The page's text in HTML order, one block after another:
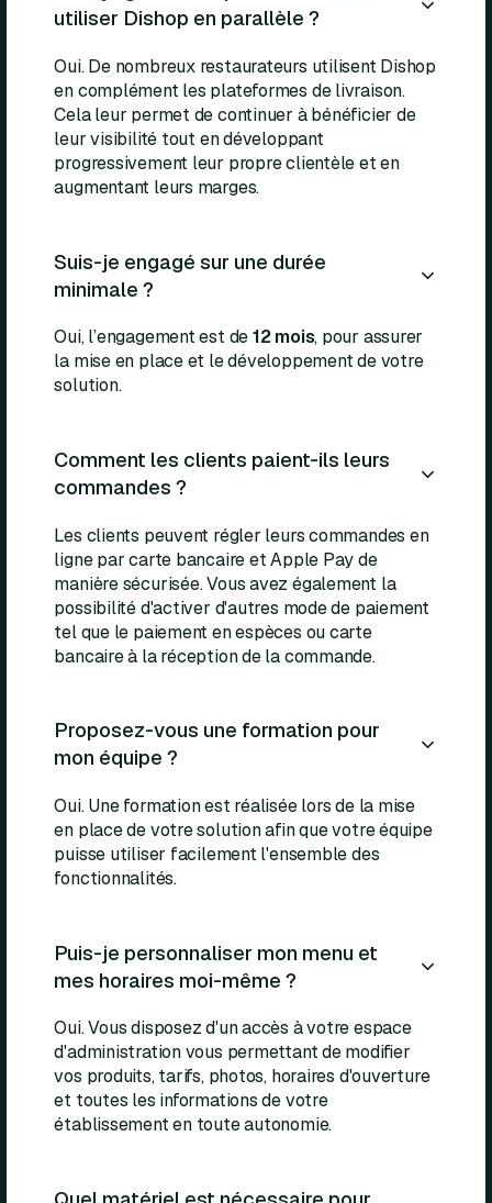
utiliser Dishop en parallèle ?
Oui. De nombreux restaurateurs utilisent Dishop
en complément les plateformes de livraison.
Cela leur permet de continuer à bénéficier de
leur visibilité tout en développant
progressivement leur propre clientèle et en
augmentant leurs marges.
Suis-je engagé sur une durée
minimale ?
Oui, l’engagement est de12 mois, pour assurer
la mise en place et le développement de votre
solution.
Comment les clients paient-ils leurs
commandes ?
Les clients peuvent régler leurs commandes en
ligne par carte bancaire et Apple Pay de
manière sécurisée. Vous avez également la
possibilité d'activer d'autres mode de paiement
tel que le paiement en espèces ou carte
bancaire à la réception de la commande.
Proposez-vous une formation pour
mon équipe ?
Oui. Une formation est réalisée lors de la mise
en place de votre solution afin que votre équipe
puisse utiliser facilement l'ensemble des
fonctionnalités.
Puis-je personnaliser mon menu et
mes horaires moi-même ?
Oui. Vous disposez d'un accès à votre espace
d'administration vous permettant de modifier
vos produits, tarifs, photos, horaires d'ouverture
et toutes les informations de votre
établissement en toute autonomie.